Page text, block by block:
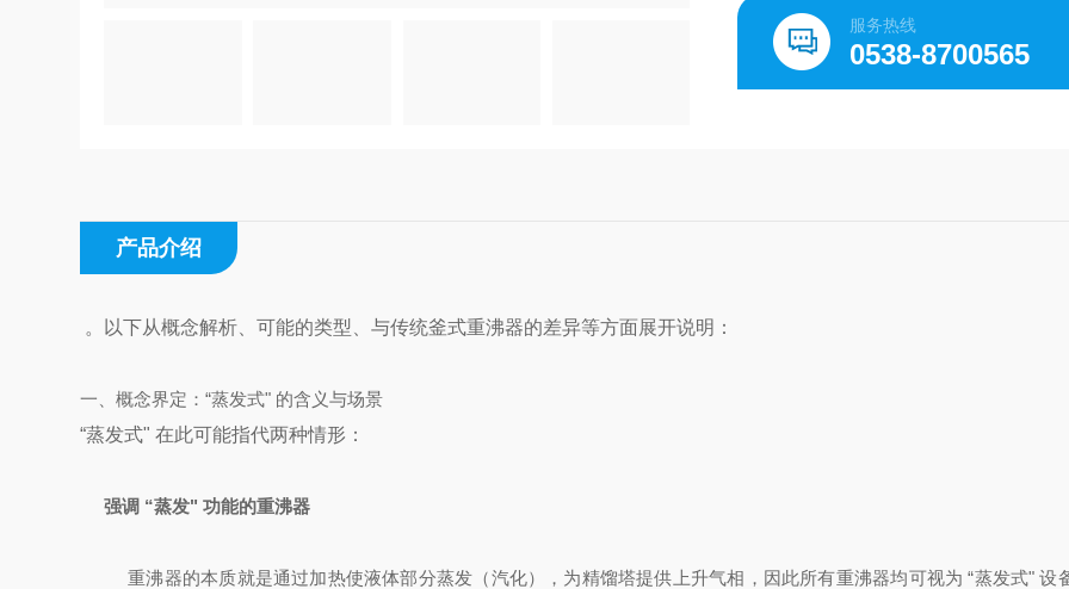
服务热线
0538-8700565
产品介绍
。以下从概念解析、可能的类型、与传统釜式重沸器的差异等方面展开说明：
一、概念界定：“蒸发式" 的含义与场景
“蒸发式" 在此可能指代两种情形：
强调 “蒸发" 功能的重沸器
重沸器的本质就是通过加热使液体部分蒸发（汽化），为精馏塔提供上升气相，因此所有重沸器均可视为 “蒸发式" 设